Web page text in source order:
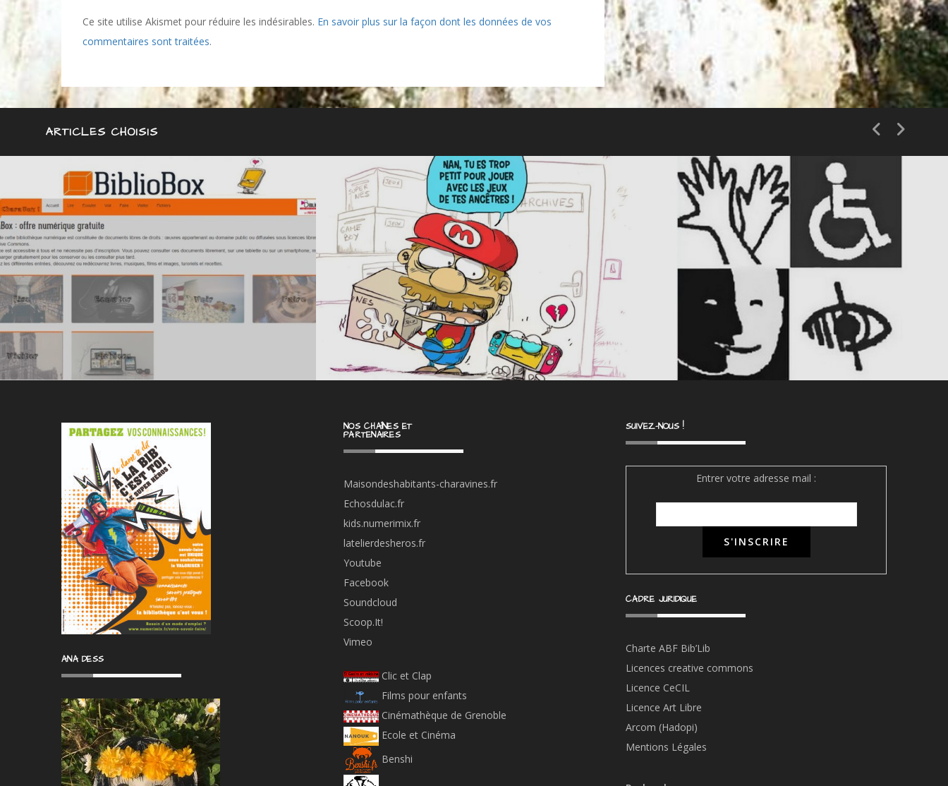
Ce site utilise Akismet pour réduire les indésirables. En savoir plus sur la façon dont les données de vos
commentaires sont traitées.
ARTICLES CHOISIS
ANA DESS
NOS CHAÎNES ET
PARTENAIRES
Maisondeshabitants-charavines.fr
Echosdulac.fr
kids.numerimix.fr
latelierdesheros.fr
Youtube
Facebook
Soundcloud
Scoop.It!
Vimeo
Clic et Clap
Films pour enfants
Cinémathèque de Grenoble
Ecole et Cinéma
Benshi
SUIVEZ-NOUS !
Entrer votre adresse mail :
CADRE JURIDIQUE
Charte ABF Bib’Lib
Licences creative commons
Licence CeCIL
Licence Art Libre
Arcom (Hadopi)
Mentions Légales